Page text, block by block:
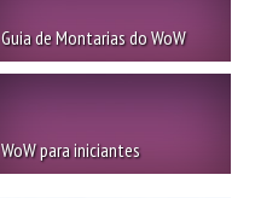
Guia de Montarias do WoW
WoW para iniciantes